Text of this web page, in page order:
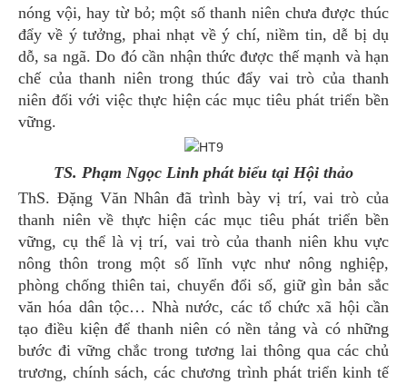
nóng vội, hay từ bỏ; một số thanh niên chưa được thúc
đẩy về ý tưởng, phai nhạt về ý chí, niềm tin, dễ bị dụ
dỗ, sa ngã. Do đó cần nhận thức được thế mạnh và hạn
chế của thanh niên trong thúc đẩy vai trò của thanh
niên đối với việc thực hiện các mục tiêu phát triển bền
vững.
TS. Phạm Ngọc Linh phát biểu tại Hội thảo
ThS. Đặng Văn Nhân đã trình bày vị trí, vai trò của
thanh niên về thực hiện các mục tiêu phát triển bền
vững, cụ thể là vị trí, vai trò của thanh niên khu vực
nông thôn trong một số lĩnh vực như nông nghiệp,
phòng chống thiên tai, chuyển đổi số, giữ gìn bản sắc
văn hóa dân tộc… Nhà nước, các tổ chức xã hội cần
tạo điều kiện để thanh niên có nền tảng và có những
bước đi vững chắc trong tương lai thông qua các chủ
trương, chính sách, các chương trình phát triển kinh tế